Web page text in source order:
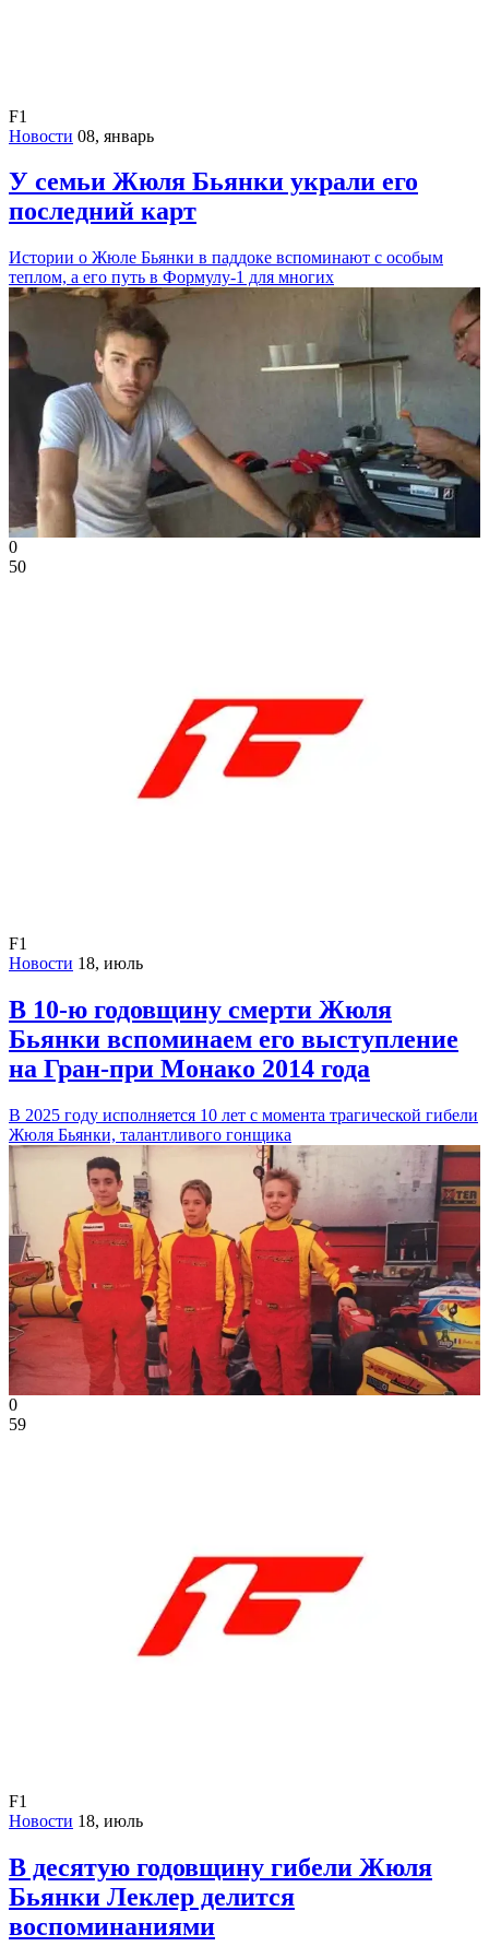
F1
Новости 08, январь
У семьи Жюля Бьянки украли его
последний карт
Истории о Жюле Бьянки в паддоке вспоминают с особым
теплом, а его путь в Формулу-1 для многих
0
50
F1
Новости 18, июль
В 10-ю годовщину смерти Жюля
Бьянки вспоминаем его выступление
на Гран-при Монако 2014 года
В 2025 году исполняется 10 лет с момента трагической гибели
Жюля Бьянки, талантливого гонщика
0
59
F1
Новости 18, июль
В десятую годовщину гибели Жюля
Бьянки Леклер делится
воспоминаниями